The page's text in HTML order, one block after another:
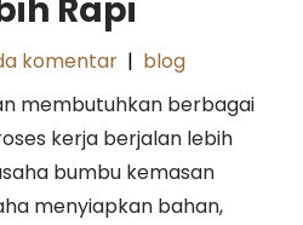
Rapi
komentar | blog
membutuhkan berbagai
kerja berjalan lebih
bumbu kemasan
menyiapkan bahan,